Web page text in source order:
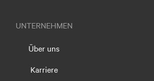
UNTERNEHMEN
Über uns
Karriere